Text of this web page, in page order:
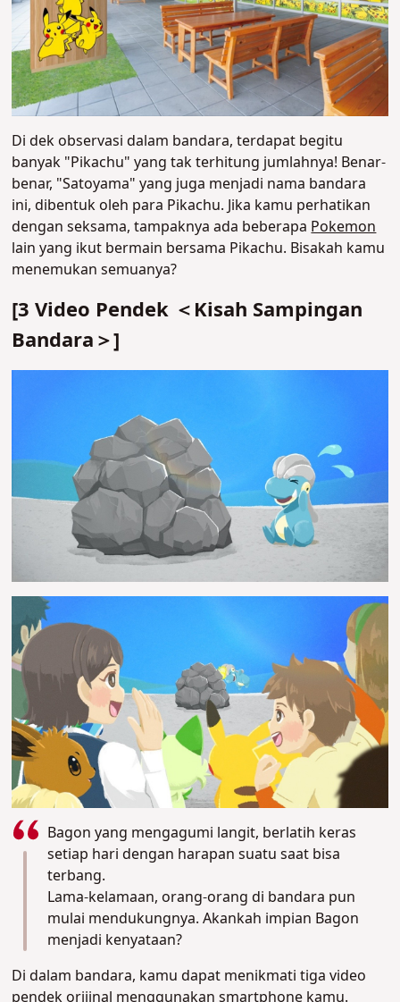
Di dek observasi dalam bandara, terdapat begitu
banyak "Pikachu" yang tak terhitung jumlahnya! Benar-
benar, "Satoyama" yang juga menjadi nama bandara
ini, dibentuk oleh para Pikachu. Jika kamu perhatikan
dengan seksama, tampaknya ada beberapaPokemon
lain yang ikut bermain bersama Pikachu. Bisakah kamu
menemukan semuanya?
[3 Video Pendek ＜Kisah Sampingan
Bandara＞]
Bagon yang mengagumi langit, berlatih keras
setiap hari dengan harapan suatu saat bisa
terbang.
Lama-kelamaan, orang-orang di bandara pun
mulai mendukungnya. Akankah impian Bagon
menjadi kenyataan?
Di dalam bandara, kamu dapat menikmati tiga video
pendek orijinal menggunakan smartphone kamu.